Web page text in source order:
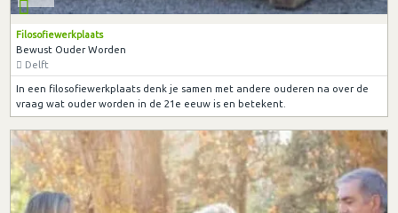
Filosofiewerkplaats
Bewust Ouder Worden
Delft
In een filosofiewerkplaats denk je samen met andere ouderen na over de
vraag wat ouder worden in de 21e eeuw is en betekent.